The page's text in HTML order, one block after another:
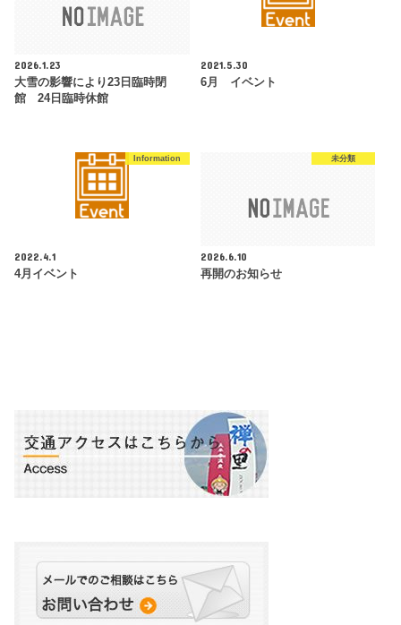
2026.1.23
大雪の影響により23日臨時閉
館 24日臨時休館
2021.5.30
6月 イベント
Information
2022.4.1
4月イベント
未分類
2026.6.10
再開のお知らせ